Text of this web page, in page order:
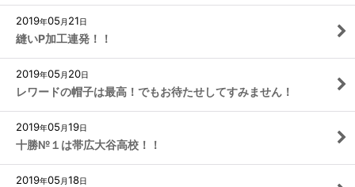
2019年05 月 21日
縫いP加工連発！！
2019年05 月 20日
レワードの帽子は最高！でもお待たせしてすみません！
2019年05 月19日
十勝№１は帯広大谷高校！！
2019年05 月18日